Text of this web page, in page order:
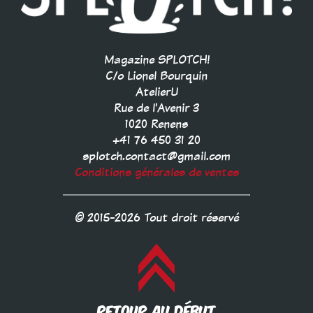
Magazine SPLOTCH!
C/o Lionel Bourquin
AtelierU
Rue de l'Avenir 3
1020 Renens
+41 76 450 31 20
splotch.contact@gmail.com
Conditions générales de ventes
© 2015-2026 Tout droit réservé